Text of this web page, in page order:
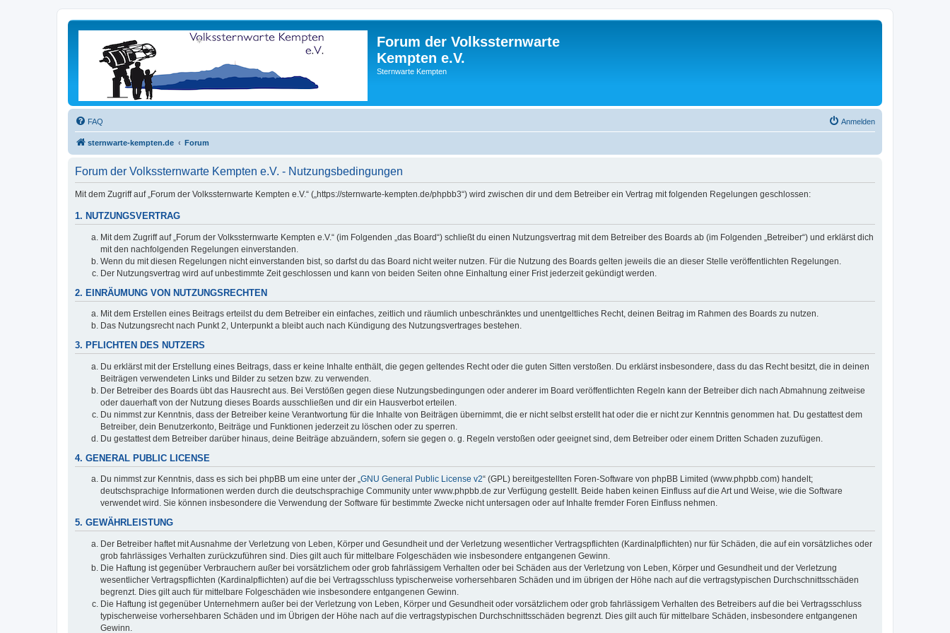
Forum der Volkssternwarte
Kempten e.V.
Sternwarte Kempten
FAQ Anmelden
sternwarte-kempten.de Forum
Forum der Volkssternwarte Kempten e.V. - Nutzungsbedingungen
Mit dem Zugriff auf „Forum der Volkssternwarte Kempten e.V.“ („https://sternwarte-kempten.de/phpbb3“) wird zwischen dir und dem Betreiber ein Vertrag mit folgenden Regelungen geschlossen:
1. NUTZUNGSVERTRAG
Mit dem Zugriff auf „Forum der Volkssternwarte Kempten e.V.“ (im Folgenden „das Board“) schließt du einen Nutzungsvertrag mit dem Betreiber des Boards ab (im Folgenden „Betreiber“) und erklärst dich
mit den nachfolgenden Regelungen einverstanden.
Wenn du mit diesen Regelungen nicht einverstanden bist, so darfst du das Board nicht weiter nutzen. Für die Nutzung des Boards gelten jeweils die an dieser Stelle veröffentlichten Regelungen.
Der Nutzungsvertrag wird auf unbestimmte Zeit geschlossen und kann von beiden Seiten ohne Einhaltung einer Frist jederzeit gekündigt werden.
2. EINRÄUMUNG VON NUTZUNGSRECHTEN
Mit dem Erstellen eines Beitrags erteilst du dem Betreiber ein einfaches, zeitlich und räumlich unbeschränktes und unentgeltliches Recht, deinen Beitrag im Rahmen des Boards zu nutzen.
Das Nutzungsrecht nach Punkt 2, Unterpunkt a bleibt auch nach Kündigung des Nutzungsvertrages bestehen.
3. PFLICHTEN DES NUTZERS
Du erklärst mit der Erstellung eines Beitrags, dass er keine Inhalte enthält, die gegen geltendes Recht oder die guten Sitten verstoßen. Du erklärst insbesondere, dass du das Recht besitzt, die in deinen
Beiträgen verwendeten Links und Bilder zu setzen bzw. zu verwenden.
Der Betreiber des Boards übt das Hausrecht aus. Bei Verstößen gegen diese Nutzungsbedingungen oder anderer im Board veröffentlichten Regeln kann der Betreiber dich nach Abmahnung zeitweise
oder dauerhaft von der Nutzung dieses Boards ausschließen und dir ein Hausverbot erteilen.
Du nimmst zur Kenntnis, dass der Betreiber keine Verantwortung für die Inhalte von Beiträgen übernimmt, die er nicht selbst erstellt hat oder die er nicht zur Kenntnis genommen hat. Du gestattest dem
Betreiber, dein Benutzerkonto, Beiträge und Funktionen jederzeit zu löschen oder zu sperren.
Du gestattest dem Betreiber darüber hinaus, deine Beiträge abzuändern, sofern sie gegen o. g. Regeln verstoßen oder geeignet sind, dem Betreiber oder einem Dritten Schaden zuzufügen.
4. GENERAL PUBLIC LICENSE
Du nimmst zur Kenntnis, dass es sich bei phpBB um eine unter der „GNU General Public License v2“ (GPL) bereitgestellten Foren-Software von phpBB Limited (www.phpbb.com) handelt;
deutschsprachige Informationen werden durch die deutschsprachige Community unter www.phpbb.de zur Verfügung gestellt. Beide haben keinen Einfluss auf die Art und Weise, wie die Software
verwendet wird. Sie können insbesondere die Verwendung der Software für bestimmte Zwecke nicht untersagen oder auf Inhalte fremder Foren Einfluss nehmen.
5. GEWÄHRLEISTUNG
Der Betreiber haftet mit Ausnahme der Verletzung von Leben, Körper und Gesundheit und der Verletzung wesentlicher Vertragspflichten (Kardinalpflichten) nur für Schäden, die auf ein vorsätzliches oder
grob fahrlässiges Verhalten zurückzuführen sind. Dies gilt auch für mittelbare Folgeschäden wie insbesondere entgangenen Gewinn.
Die Haftung ist gegenüber Verbrauchern außer bei vorsätzlichem oder grob fahrlässigem Verhalten oder bei Schäden aus der Verletzung von Leben, Körper und Gesundheit und der Verletzung
wesentlicher Vertragspflichten (Kardinalpflichten) auf die bei Vertragsschluss typischerweise vorhersehbaren Schäden und im übrigen der Höhe nach auf die vertragstypischen Durchschnittsschäden
begrenzt. Dies gilt auch für mittelbare Folgeschäden wie insbesondere entgangenen Gewinn.
Die Haftung ist gegenüber Unternehmern außer bei der Verletzung von Leben, Körper und Gesundheit oder vorsätzlichem oder grob fahrlässigem Verhalten des Betreibers auf die bei Vertragsschluss
typischerweise vorhersehbaren Schäden und im Übrigen der Höhe nach auf die vertragstypischen Durchschnittsschäden begrenzt. Dies gilt auch für mittelbare Schäden, insbesondere entgangenen
Gewinn.